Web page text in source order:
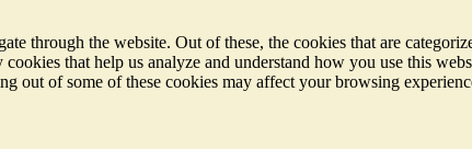
through the website. Out of these, the cookies that are
that help us analyze and understand how you use this
out of some of these cookies may affect your browsing